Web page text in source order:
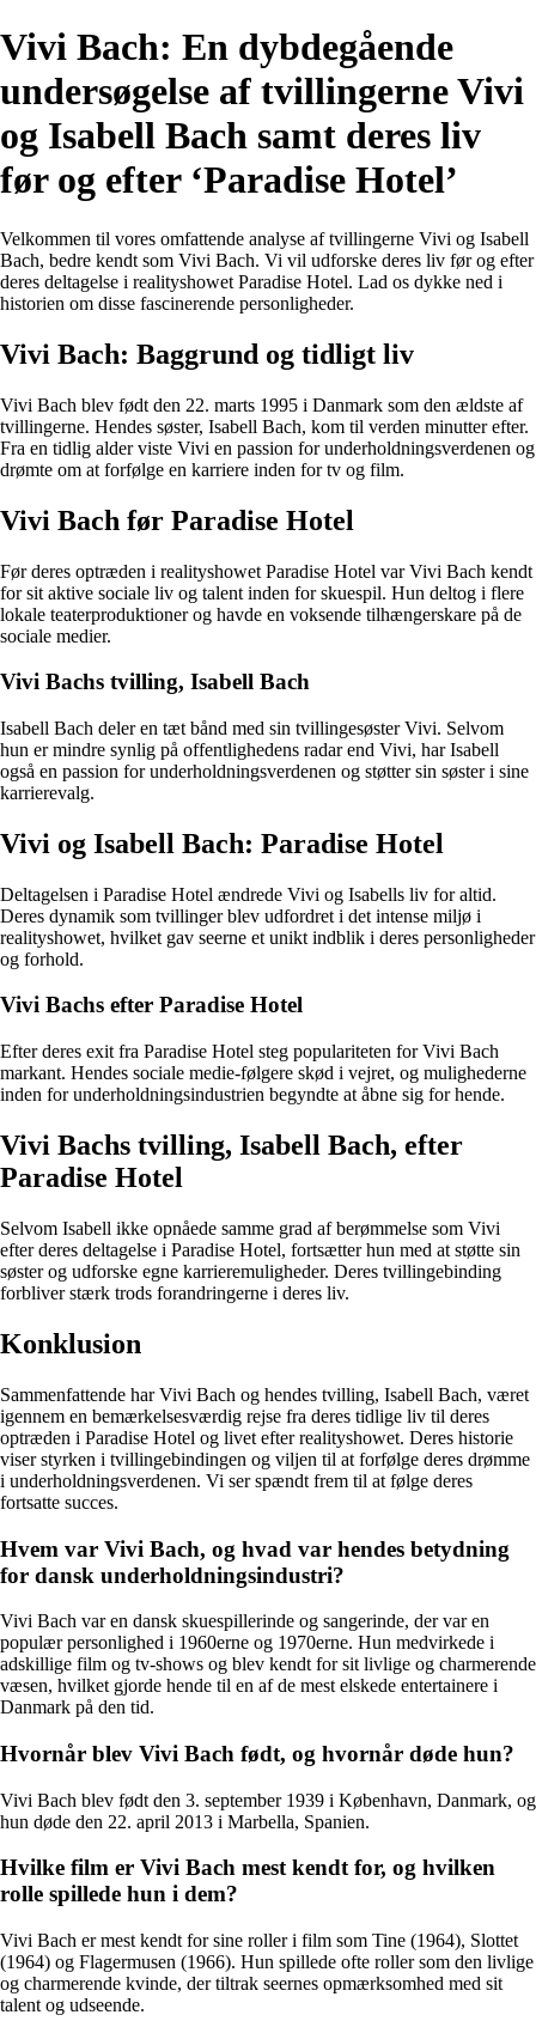
Vivi Bach: En dybdegående
undersøgelse af tvillingerne Vivi
og Isabell Bach samt deres liv
før og efter ‘Paradise Hotel’
Velkommen til vores omfattende analyse af tvillingerne Vivi og Isabell
Bach, bedre kendt som Vivi Bach. Vi vil udforske deres liv før og efter
deres deltagelse i realityshowet Paradise Hotel. Lad os dykke ned i
historien om disse fascinerende personligheder.
Vivi Bach: Baggrund og tidligt liv
Vivi Bach blev født den 22. marts 1995 i Danmark som den ældste af
tvillingerne. Hendes søster, Isabell Bach, kom til verden minutter efter.
Fra en tidlig alder viste Vivi en passion for underholdningsverdenen og
drømte om at forfølge en karriere inden for tv og film.
Vivi Bach før Paradise Hotel
Før deres optræden i realityshowet Paradise Hotel var Vivi Bach kendt
for sit aktive sociale liv og talent inden for skuespil. Hun deltog i flere
lokale teaterproduktioner og havde en voksende tilhængerskare på de
sociale medier.
Vivi Bachs tvilling, Isabell Bach
Isabell Bach deler en tæt bånd med sin tvillingesøster Vivi. Selvom
hun er mindre synlig på offentlighedens radar end Vivi, har Isabell
også en passion for underholdningsverdenen og støtter sin søster i sine
karrierevalg.
Vivi og Isabell Bach: Paradise Hotel
Deltagelsen i Paradise Hotel ændrede Vivi og Isabells liv for altid.
Deres dynamik som tvillinger blev udfordret i det intense miljø i
realityshowet, hvilket gav seerne et unikt indblik i deres personligheder
og forhold.
Vivi Bachs efter Paradise Hotel
Efter deres exit fra Paradise Hotel steg populariteten for Vivi Bach
markant. Hendes sociale medie-følgere skød i vejret, og mulighederne
inden for underholdningsindustrien begyndte at åbne sig for hende.
Vivi Bachs tvilling, Isabell Bach, efter
Paradise Hotel
Selvom Isabell ikke opnåede samme grad af berømmelse som Vivi
efter deres deltagelse i Paradise Hotel, fortsætter hun med at støtte sin
søster og udforske egne karrieremuligheder. Deres tvillingebinding
forbliver stærk trods forandringerne i deres liv.
Konklusion
Sammenfattende har Vivi Bach og hendes tvilling, Isabell Bach, været
igennem en bemærkelsesværdig rejse fra deres tidlige liv til deres
optræden i Paradise Hotel og livet efter realityshowet. Deres historie
viser styrken i tvillingebindingen og viljen til at forfølge deres drømme
i underholdningsverdenen. Vi ser spændt frem til at følge deres
fortsatte succes.
Hvem var Vivi Bach, og hvad var hendes betydning
for dansk underholdningsindustri?
Vivi Bach var en dansk skuespillerinde og sangerinde, der var en
populær personlighed i 1960erne og 1970erne. Hun medvirkede i
adskillige film og tv-shows og blev kendt for sit livlige og charmerende
væsen, hvilket gjorde hende til en af de mest elskede entertainere i
Danmark på den tid.
Hvornår blev Vivi Bach født, og hvornår døde hun?
Vivi Bach blev født den 3. september 1939 i København, Danmark, og
hun døde den 22. april 2013 i Marbella, Spanien.
Hvilke film er Vivi Bach mest kendt for, og hvilken
rolle spillede hun i dem?
Vivi Bach er mest kendt for sine roller i film som Tine (1964), Slottet
(1964) og Flagermusen (1966). Hun spillede ofte roller som den livlige
og charmerende kvinde, der tiltrak seernes opmærksomhed med sit
talent og udseende.